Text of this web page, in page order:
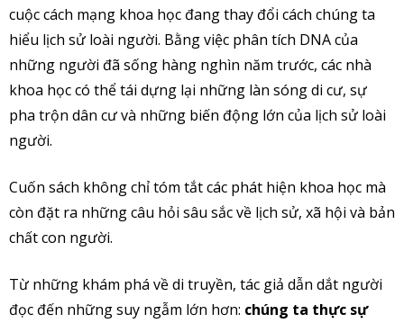
cuộc cách mạng khoa học đang thay đổi cách chúng ta
hiểu lịch sử loài người. Bằng việc phân tích DNA của
những người đã sống hàng nghìn năm trước, các nhà
khoa học có thể tái dựng lại những làn sóng di cư, sự
pha trộn dân cư và những biến động lớn của lịch sử loài
người.
Cuốn sách không chỉ tóm tắt các phát hiện khoa học mà
còn đặt ra những câu hỏi sâu sắc về lịch sử, xã hội và bản
chất con người.
Từ những khám phá về di truyền, tác giả dẫn dắt người
đọc đến những suy ngẫm lớn hơn: chúng ta thực sự